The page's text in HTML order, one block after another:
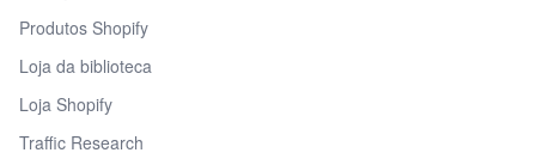
Produtos Shopify
Loja da biblioteca
Loja Shopify
Traffic Research